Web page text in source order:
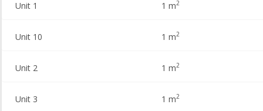
Unit 1 1 m2
Unit 10 1 m2
Unit 2 1 m2
Unit 3 1 m2